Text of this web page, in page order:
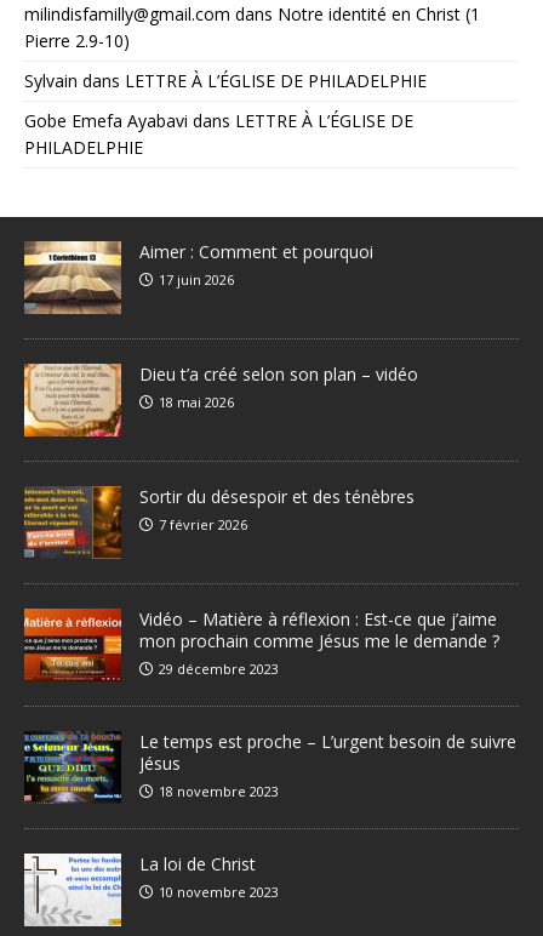
milindisfamilly@gmail.com dans Notre identité en Christ (1
Pierre 2.9-10)
Sylvain dans LETTRE À L’ÉGLISE DE PHILADELPHIE
Gobe Emefa Ayabavi dans LETTRE À L’ÉGLISE DE
PHILADELPHIE
Aimer : Comment et pourquoi
17 juin 2026
Dieu t’a créé selon son plan – vidéo
18 mai 2026
Sortir du désespoir et des ténèbres
7 février 2026
Vidéo – Matière à réflexion : Est-ce que j’aime
mon prochain comme Jésus me le demande ?
29 décembre 2023
Le temps est proche – L’urgent besoin de suivre
Jésus
18 novembre 2023
La loi de Christ
10 novembre 2023